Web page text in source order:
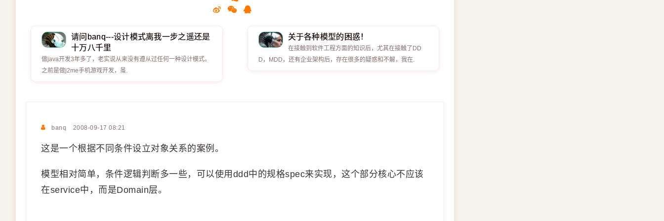
请问banq---设计模式离我一步之遥还是
十万八千里
做java开发3年多了，老实说从来没有遵从过任何一种设计模式。
之前是做j2me手机游戏开发，虽.
关于各种模型的困惑！
在接触到软件工程方面的知识后，尤其在接触了DD
D，MDD，还有企业架构后，存在很多的疑惑和不解，我在.
banq 2008-09-17 08:21
这是一个根据不同条件设立对象关系的案例。
模型相对简单，条件逻辑判断多一些，可以使用ddd中的规格spec来实现，这个部分核心不应该
在service中，而是Domain层。